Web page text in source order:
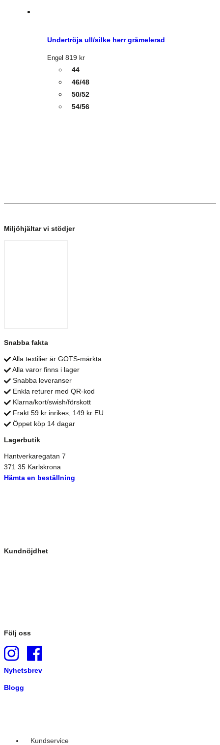
Undertröja ull/silke herr gråmelerad
Engel 819 kr
44
46/48
50/52
54/56
Miljöhjältar vi stödjer
Snabba fakta
Alla textilier är GOTS-märkta
Alla varor finns i lager
Snabba leveranser
Enkla returer med QR-kod
Klarna/kort/swish/förskott
Frakt 59 kr inrikes, 149 kr EU
Öppet köp 14 dagar
Lagerbutik
Hantverkaregatan 7
371 35 Karlskrona
Hämta en beställning
Kundnöjdhet
Följ oss
Nyhetsbrev
Blogg
Kundservice